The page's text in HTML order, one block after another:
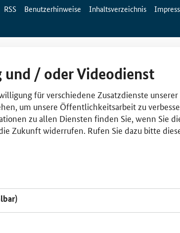
RSS Benutzerhinweise Inhaltsverzeichnis
/ oder Videodienst
für verschiedene Zusatzdienste
um unsere Öffentlichkeitsarbeit zu
zu allen Diensten finden Sie, wenn Sie
Zukunft widerrufen. Rufen Sie dazu bitte